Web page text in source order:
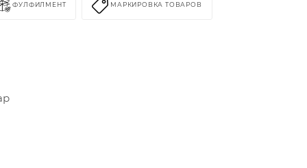
ФУЛФИЛМЕНТ МАРКИРОВКА ТОВАРОВ